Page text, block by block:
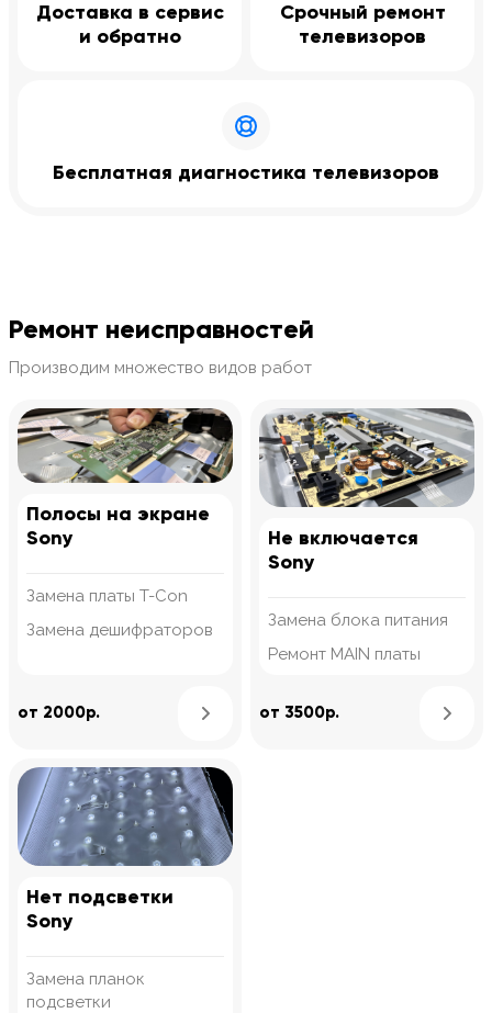
Доставка в сервис
и обратно
Срочный ремонт
телевизоров
Бесплатная диагностика телевизоров
Ремонт неисправностей
Производим множество видов работ
Полосы на экране
Sony
Замена платы T-Con
Замена дешифраторов
от 2000р. Узнать подробнее
Не включается
Sony
Замена блока питания
Ремонт MAIN платы
от 3500р.
Нет подсветки
Sony
Замена планок
подсветки